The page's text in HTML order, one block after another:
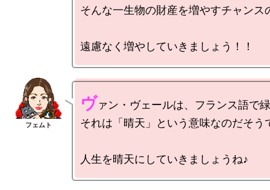
そんな一生物の財産を増やすチャンス
ヴァン・ヴェールは、フランス語で
それは「晴天」という意味なのだそう